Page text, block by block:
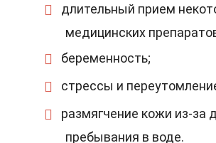
длительный прием
медицинских
беременность;
стрессы и
размягчение кожи из-за
пребывания в воде.